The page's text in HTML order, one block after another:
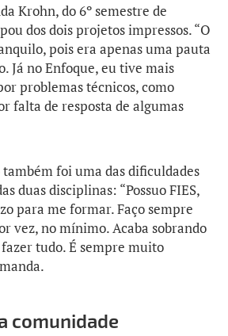
Krohn, do 6º semestre de
dos dois projetos impressos. “O
pois era apenas uma pauta
Já no Enfoque, eu tive mais
problemas técnicos, como
falta de resposta de algumas
foi uma das dificuldades
duas disciplinas: “Possuo FIES,
para me formar. Faço sempre
vez, no mínimo. Acaba sobrando
tudo. É sempre muito
comunidade